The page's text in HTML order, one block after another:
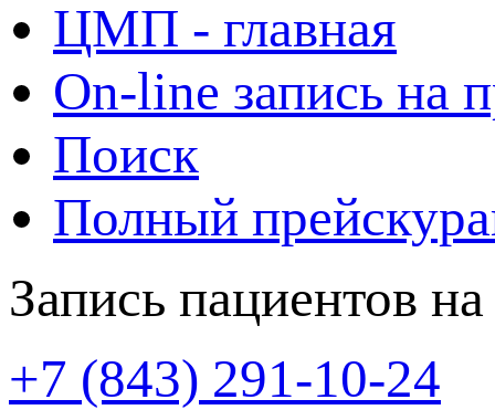
ЦМП - главная
On-line запись на
Поиск
Полный
Запись пациентов
+7 (843) 291-10-24